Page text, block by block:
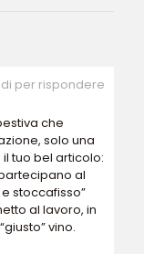
che
solo una
tuo bel articolo:
al
stoccafisso”
al lavoro, in
vino.
per rispondere